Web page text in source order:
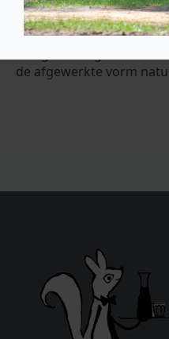
uitdaging; wat is/zijn
inzendingen verloten
de afgewerkte vorm